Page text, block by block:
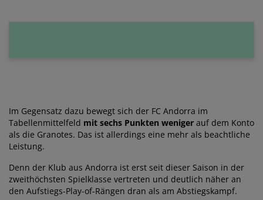
Im Gegensatz dazu bewegt sich der FC Andorra im
Tabellenmittelfeld mit sechs Punkten weniger auf dem Konto
als die Granotes. Das ist allerdings eine mehr als beachtliche
Leistung.
Denn der Klub aus Andorra ist erst seit dieser Saison in der
zweithöchsten Spielklasse vertreten und deutlich näher an
den Aufstiegs-Play-of-Rängen dran als am Abstiegskampf.